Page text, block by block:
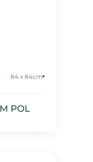
84 x 84cm
POL